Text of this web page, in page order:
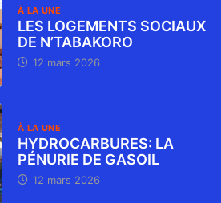
À LA UNE
LES LOGEMENTS SOCIAUX
DE N’TABAKORO
12 mars 2026
À LA UNE
HYDROCARBURES: LA
PÉNURIE DE GASOIL
12 mars 2026